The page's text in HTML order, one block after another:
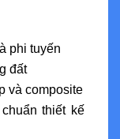
phi tuyến
đất
và composite
thiết kế